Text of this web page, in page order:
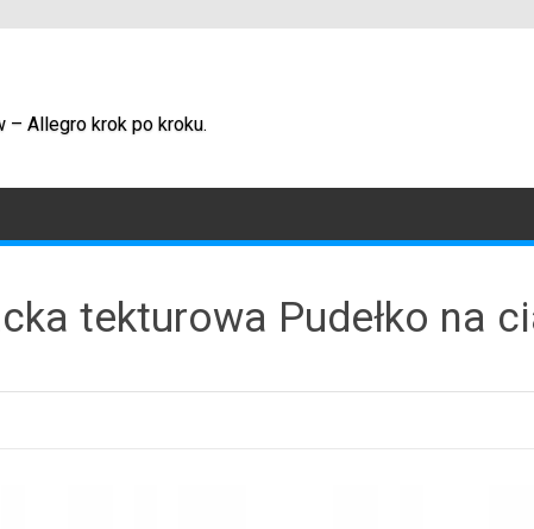
– Allegro krok po kroku.
tekturowa Pudełko na